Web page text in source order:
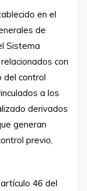
en el
de
Sistema
con
del control
a los
derivados
generan
previo,
46 del